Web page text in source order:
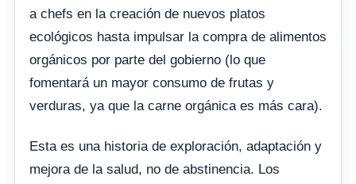
a chefs en la creación de nuevos platos
ecológicos hasta impulsar la compra de alimentos
orgánicos por parte del gobierno (lo que
fomentará un mayor consumo de frutas y
verduras, ya que la carne orgánica es más cara).
Esta es una historia de exploración, adaptación y
mejora de la salud, no de abstinencia. Los